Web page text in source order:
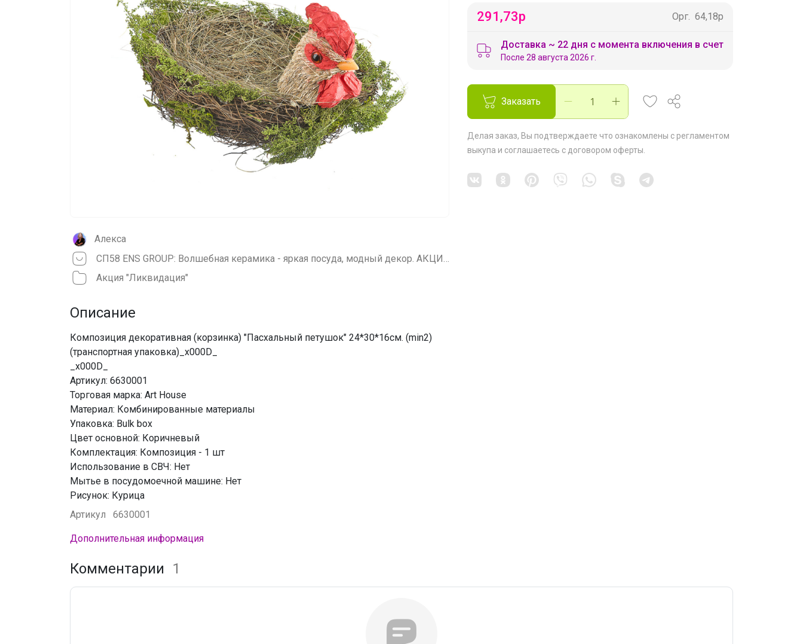
Алекса
СП58 ENS GROUP: Волшебная керамика - яркая посуда, модный декор. АКЦИЯ - 65%
Акция "Ликвидация"
Описание
Композиция декоративная (корзинка) "Пасхальный петушок" 24*30*16см. (min2)
(транспортная упаковка)_x000D_
_x000D_
Артикул: 6630001
Торговая марка: Art House
Материал: Комбинированные материалы
Упаковка: Bulk box
Цвет основной: Коричневый
Комплектация: Композиция - 1 шт
Использование в СВЧ: Нет
Мытье в посудомоечной машине: Нет
Рисунок: Курица
Артикул
6630001
Дополнительная информация
291,73р Орг. 64,18р
Доставка ~ 22 дня с момента включения в счет
После 28 августа 2026 г.
Заказать
Делая заказ, Вы подтверждаете что ознакомлены с регламентом
выкупа и соглашаетесь с договором оферты
Комментарии 1